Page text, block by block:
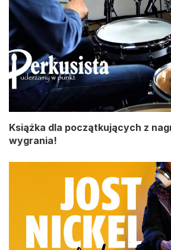
Książka dla początkujących z
wygrania!